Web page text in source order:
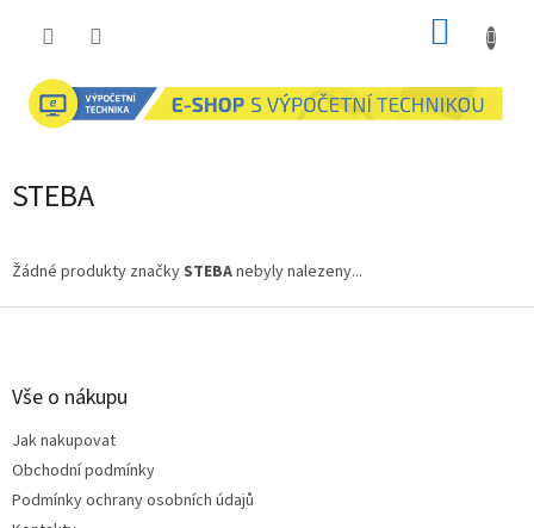
STEBA
Žádné produkty značkySTEBAnebyly nalezeny...
Z
Vše o nákupu
Jak nakupovat
Obchodní podmínky
Podmínky ochrany osobních údajů